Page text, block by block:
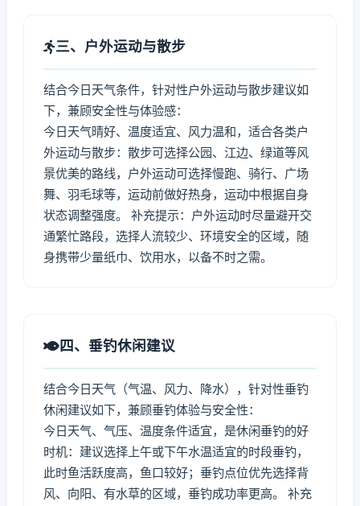
三、户外运动与散步
结合今日天气条件，针对性户外运动与散步建议如
下，兼顾安全性与体验感：
今日天气晴好、温度适宜、风力温和，适合各类户
外运动与散步：散步可选择公园、江边、绿道等风
景优美的路线，户外运动可选择慢跑、骑行、广场
舞、羽毛球等，运动前做好热身，运动中根据自身
状态调整强度。 补充提示：户外运动时尽量避开交
通繁忙路段，选择人流较少、环境安全的区域，随
身携带少量纸巾、饮用水，以备不时之需。
四、垂钓休闲建议
结合今日天气（气温、风力、降水），针对性垂钓
休闲建议如下，兼顾垂钓体验与安全性：
今日天气、气压、温度条件适宜，是休闲垂钓的好
时机：建议选择上午或下午水温适宜的时段垂钓，
此时鱼活跃度高，鱼口较好；垂钓点位优先选择背
风、向阳、有水草的区域，垂钓成功率更高。 补充